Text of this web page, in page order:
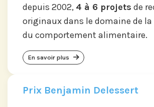
depuis 2002, 4 à 6 projets de
originaux dans le domaine de
du comportement alimentaire.
En savoir plus
Prix Benjamin Delessert